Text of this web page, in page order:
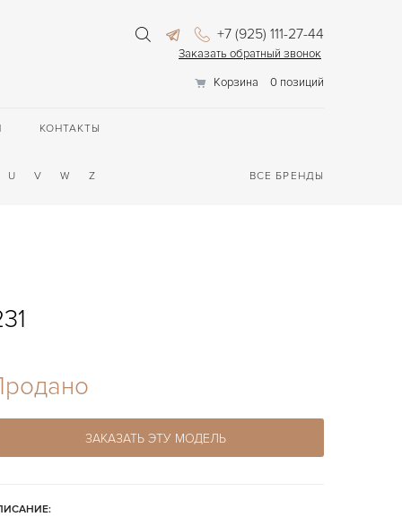
+7 (925) 111-27-44
Заказать обратный звонок
Корзина
0 позиций
КОНТАКТЫ
U V W Z ВСЕ БРЕНДЫ
ЗАКАЗАТЬ ЭТУ МОДЕЛЬ